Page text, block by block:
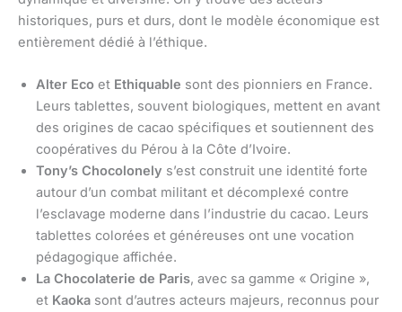
historiques, purs et durs, dont le modèle économique est
entièrement dédié à l’éthique.
Alter Eco et Ethiquable sont des pionniers en France.
Leurs tablettes, souvent biologiques, mettent en avant
des origines de cacao spécifiques et soutiennent des
coopératives du Pérou à la Côte d’Ivoire.
Tony’s Chocolonely s’est construit une identité forte
autour d’un combat militant et décomplexé contre
l’esclavage moderne dans l’industrie du cacao. Leurs
tablettes colorées et généreuses ont une vocation
pédagogique affichée.
La Chocolaterie de Paris, avec sa gamme « Origine »,
et Kaoka sont d’autres acteurs majeurs, reconnus pour